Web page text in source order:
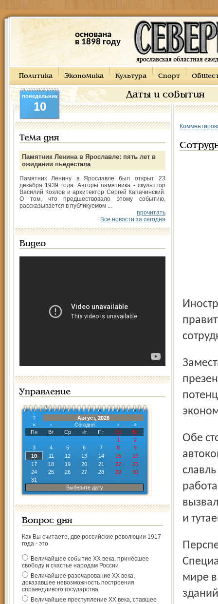
основана
в 1898 году
Политика Экономика Культура Спорт
Даты и события
понедельник
10
Тема дня
Памятник Ленина в Ярославле: пять лет в
ожидании пьедестала
Памятник Ленину в Ярославле был открыт 23
декабря 1939 года. Авторы памятника - скульптор
Василий Козлов и архитектор Сергей Капачинский.
О том, что предшествовало этому событию,
рассказывается в публикуемом ...
прочитать
Все новости за сегодня
Видео
Управление
?
Август, 2026
«
‹ Сегодня ›
»
Пн
Вт Ср Чт Пт Сб
Вс
1
2
3
4 5 6 7 8
9
10
11 12 13 14 15
16
17
18 19 20 21 22
23
24
25 26 27 28 29
30
31
Выберите дату
Вопрос дня
Как Вы считаете, две российские революции 1917
года - это
Величайшее событие ХХ века, принёсшее
свободу и счастье народам России
Величайшее разочарование ХХ века,
доказавшее невозможность построения
справедливого государства
Величайшее преступление ХХ века, ставшее
Иностранные гости обсудили с представителями
Заместитель губернатора Игорь Елфимов в рамках
Обе стороны заинтересованы в развитии производства
и
Перспективна для сотрудничества и сфера строитель­ства.
мире в